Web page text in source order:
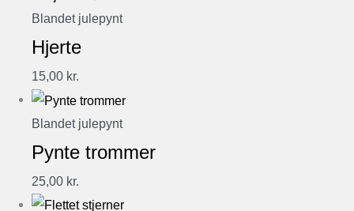
Blandet julepynt
Hjerte
15,00 kr.
Blandet julepynt
Pynte trommer
25,00 kr.